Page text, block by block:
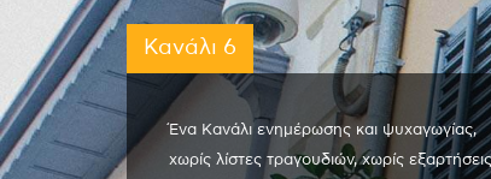
Κανάλι 6
Ένα Κανάλι ενημέρωσης και ψυχαγωγίας,
χωρίς λίστες τραγουδιών, χωρίς